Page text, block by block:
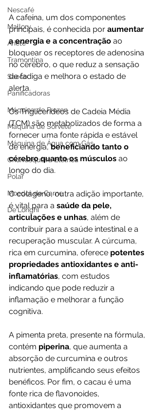
Nescafé
Mallory
Ariete
Tramontina
Saeco
Panificadoras
Máquina de Frozen
Máquina de Sorvete
Máquina de Água com Gás
Churrasqueira Elétrica
Polar
Moedor de Carne
De'Longhi
A cafeína, um dos componentes
principais, é conhecida por aumentar
a energia e a concentração ao
bloquear os receptores de adenosina
no cérebro, o que reduz a sensação
de fadiga e melhora o estado de
alerta.
Os Triglicerídeos de Cadeia Média
(TCM) são metabolizados de forma a
fornecer uma fonte rápida e estável
de energia, beneficiando tanto o
cérebro quanto os músculos ao
longo do dia.
O colágeno, outra adição importante,
é vital para a saúde da pele,
articulações e unhas, além de
contribuir para a saúde intestinal e a
recuperação muscular. A cúrcuma,
rica em curcumina, oferece potentes
propriedades antioxidantes e anti-
inflamatórias, com estudos
indicando que pode reduzir a
inflamação e melhorar a função
cognitiva.
A pimenta preta, presente na fórmula,
contém piperina, que aumenta a
absorção de curcumina e outros
nutrientes, amplificando seus efeitos
benéficos. Por fim, o cacau é uma
fonte rica de flavonoides,
antioxidantes que promovem a